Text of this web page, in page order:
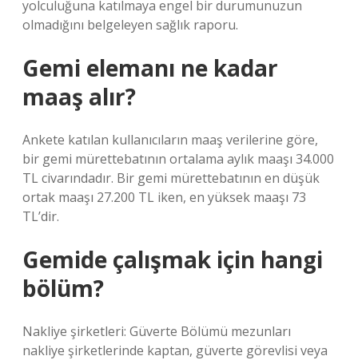
yolculuğuna katılmaya engel bir durumunuzun
olmadığını belgeleyen sağlık raporu.
Gemi elemanı ne kadar
maaş alır?
Ankete katılan kullanıcıların maaş verilerine göre,
bir gemi mürettebatının ortalama aylık maaşı 34.000
TL civarındadır. Bir gemi mürettebatının en düşük
ortak maaşı 27.200 TL iken, en yüksek maaşı 73
TL’dir.
Gemide çalışmak için hangi
bölüm?
Nakliye şirketleri: Güverte Bölümü mezunları
nakliye şirketlerinde kaptan, güverte görevlisi veya